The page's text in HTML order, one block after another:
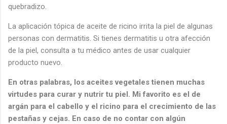
quebradizo.
La aplicación tópica de aceite de ricino irrita la piel de algunas
personas con dermatitis. Si tienes dermatitis u otra afección
de la piel, consulta a tu médico antes de usar cualquier
producto nuevo.
En otras palabras, los aceites vegetales tienen muchas
virtudes para curar y nutrir tu piel. Mi favorito es el de
argán para el cabello y el ricino para el crecimiento de las
pestañas y cejas. En caso de no contar con algún